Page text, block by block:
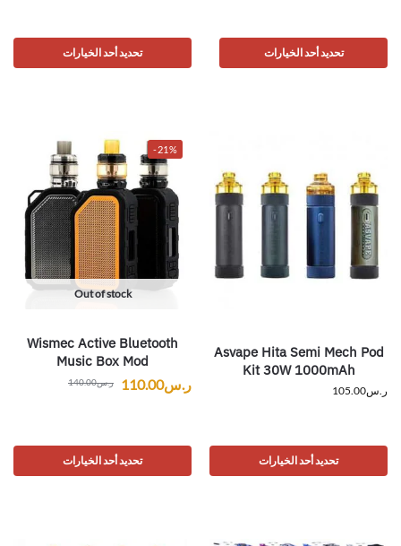
تحديد أحد الخيارات تحديد أحد الخيارات
Asvape Hita Semi Mech Pod
Kit 30W 1000mAh
ر.س105.00
تحديد أحد الخيارات
-21%
Out of stock
Wismec Active Bluetooth
Music Box Mod
ر.س140.00 ر.س110.00
تحديد أحد الخيارات